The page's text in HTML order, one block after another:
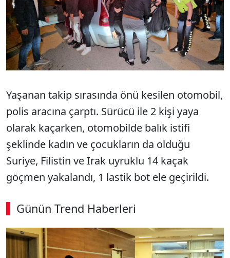
Yaşanan takip sırasında önü kesilen otomobil,
polis aracına çarptı. Sürücü ile 2 kişi yaya
olarak kaçarken, otomobilde balık istifi
şeklinde kadın ve çocukların da olduğu
Suriye, Filistin ve Irak uyruklu 14 kaçak
göçmen yakalandı, 1 lastik bot ele geçirildi.
Günün Trend Haberleri